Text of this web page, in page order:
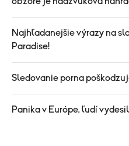
Najhľadanejšie výrazy na
Paradise!
Sledovanie porna
Panika v Európe, ľudí